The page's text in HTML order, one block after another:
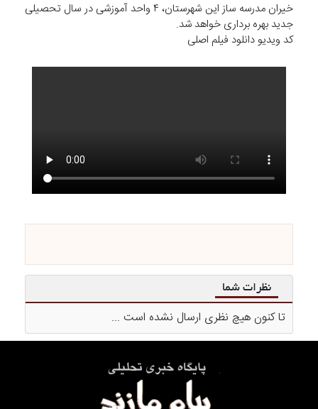
خیران مدرسه ساز این شهرستان، ۴ واحد آموزشی در سال تحصیلی
جدید بهره برداری خواهد شد.
کد ویدیو دانلود فیلم اصلی
نظرات شما
تا کنون هیچ نظری ارسال نشده است ...